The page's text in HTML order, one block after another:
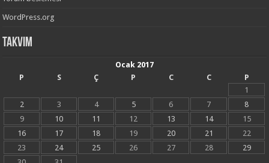
WordPress.org
Takvim
Ocak 2017
P
S Ç P C C
P
1
2
3 4 5 6 7
8
9
10 11 12 13 14
15
16
17 18 19 20 21
22
23
24 25 26 27 28
29